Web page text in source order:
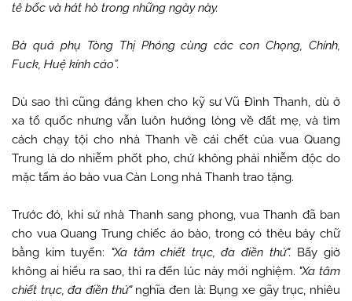
tê bốc và hát hò trong những ngày này.
Bà quả phụ Tòng Thị Phóng cùng các con Chọng, Chính,
Fuck, Huệ kính cáo”.
Dù sao thì cũng đáng khen cho kỹ sư Vũ Đình Thanh, dù ở
xa tổ quốc nhưng vẫn luôn hướng lòng về đất mẹ, và tìm
cách chạy tội cho nhà Thanh về cái chết của vua Quang
Trung là do nhiễm phốt pho, chứ không phải nhiễm độc do
mặc tấm áo bào vua Càn Long nhà Thanh trao tặng.
Trước đó, khi sứ nhà Thanh sang phong, vua Thanh đã ban
cho vua Quang Trung chiếc áo bào, trong có thêu bảy chữ
bằng kim tuyến: "Xa tâm chiết trục, đa điền thử". Bấy giờ
không ai hiểu ra sao, thì ra đến lúc này mới nghiệm. "Xa tâm
chiết trục, đa điền thử" nghĩa đen là: Bụng xe gãy trục, nhiêu